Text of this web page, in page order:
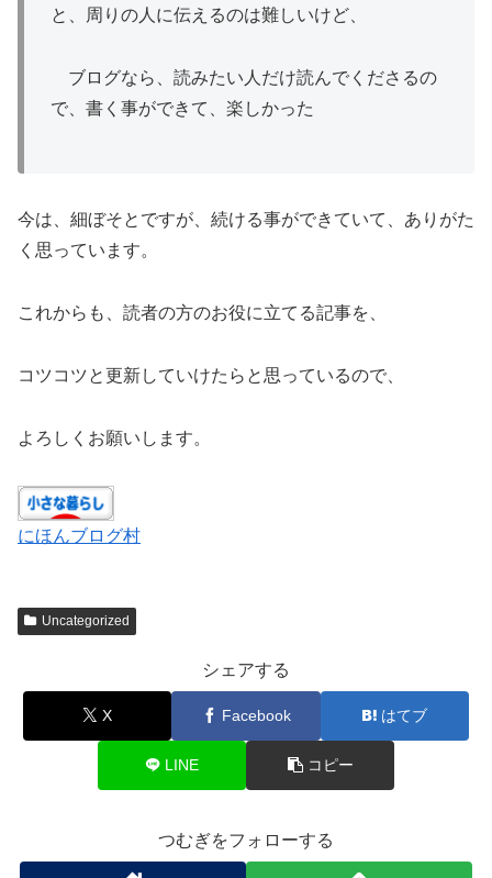
と、周りの人に伝えるのは難しいけど、
ブログなら、読みたい人だけ読んでくださるの
で、書く事ができて、楽しかった
今は、細ぼそとですが、続ける事ができていて、ありがた
く思っています。
これからも、読者の方のお役に立てる記事を、
コツコツと更新していけたらと思っているので、
よろしくお願いします。
にほんブログ村
Uncategorized
シェアする
X Facebook はてブ
LINE コピー
つむぎをフォローする